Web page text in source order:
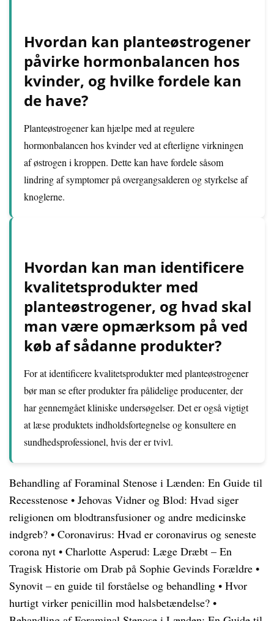
Hvordan kan planteøstrogener
påvirke hormonbalancen hos
kvinder, og hvilke fordele kan
de have?
Planteøstrogener kan hjælpe med at regulere
hormonbalancen hos kvinder ved at efterligne virkningen
af østrogen i kroppen. Dette kan have fordele såsom
lindring af symptomer på overgangsalderen og styrkelse af
knoglerne.
Hvordan kan man identificere
kvalitetsprodukter med
planteøstrogener, og hvad skal
man være opmærksom på ved
køb af sådanne produkter?
For at identificere kvalitetsprodukter med planteøstrogener
bør man se efter produkter fra pålidelige producenter, der
har gennemgået kliniske undersøgelser. Det er også vigtigt
at læse produktets indholdsfortegnelse og konsultere en
sundhedsprofessionel, hvis der er tvivl.
Behandling af Foraminal Stenose i Lænden: En Guide til
Recesstenose • Jehovas Vidner og Blod: Hvad siger
religionen om blodtransfusioner og andre medicinske
indgreb? • Coronavirus: Hvad er coronavirus og seneste
corona nyt • Charlotte Asperud: Læge Dræbt – En
Tragisk Historie om Drab på Sophie Gevinds Forældre •
Synovit – en guide til forståelse og behandling • Hvor
hurtigt virker penicillin mod halsbetændelse? •